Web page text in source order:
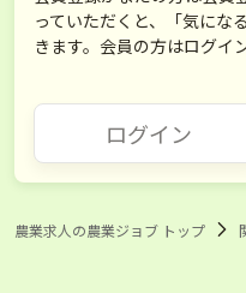
尼崎市
相生市
宝塚市
加西市
っていただくと、「気にな
きます。会員の方はログイ
ログイン
農業求人の農業ジョブ トップ